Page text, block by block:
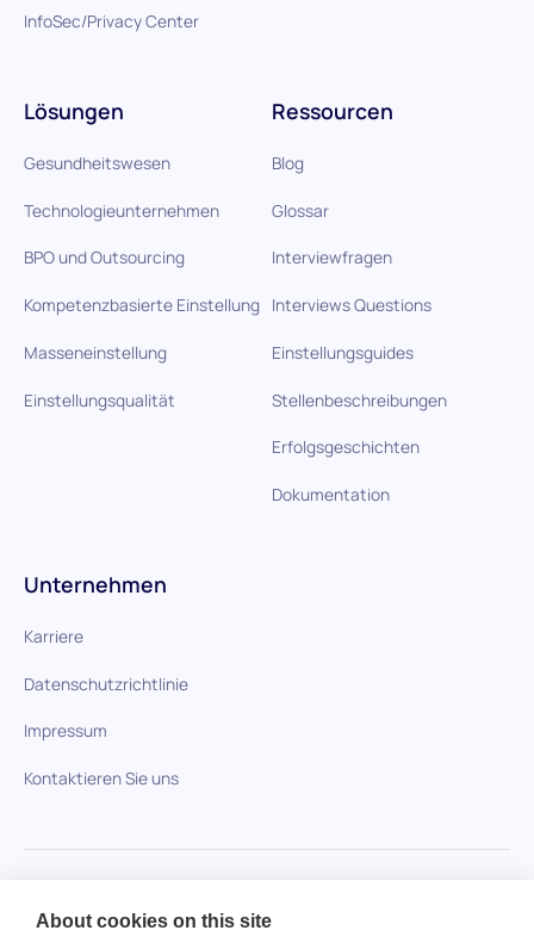
Lösungen
Gesundheitswesen
Technologieunternehmen
BPO und Outsourcing
Kompetenzbasierte Einstellung
Masseneinstellung
Einstellungsqualität
Ressourcen
Blog
Glossar
Interviewfragen
Interviews Questions
Einstellungsguides
Stellenbeschreibungen
Erfolgsgeschichten
Dokumentation
InfoSec/Privacy Center
Unternehmen
Karriere
Datenschutzrichtlinie
Impressum
Kontaktieren Sie uns
HiPeople im Vergleich
About cookies on this site